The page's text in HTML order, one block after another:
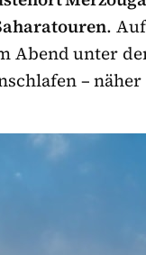
.
Abend unter
–